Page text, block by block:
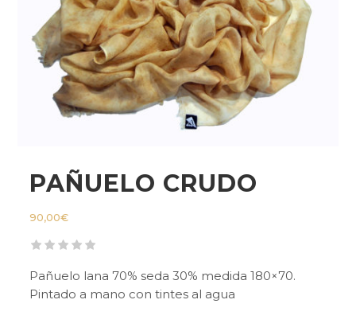
PAÑUELO CRUDO
90,00€
Pañuelo lana 70% seda 30% medida 180×70.
Pintado a mano con tintes al agua